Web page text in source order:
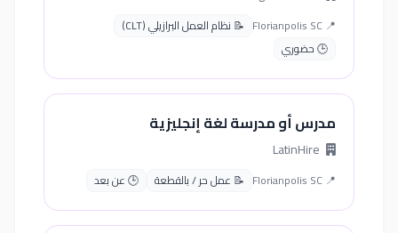
📍 Florianpolis SC
📝 نظام العمل البرازيلي (CLT)
🕒 حضوري
مدرس أو مدرسة لغة إنجليزية
📍 Florianpolis SC 📝 عمل حر / بالقطعة 🕒 عن بعد